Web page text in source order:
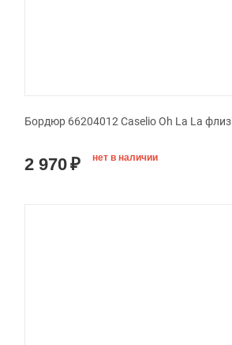
Бордюр 66204012 Caselio Oh La La флиз
2 970₽ нет в наличии